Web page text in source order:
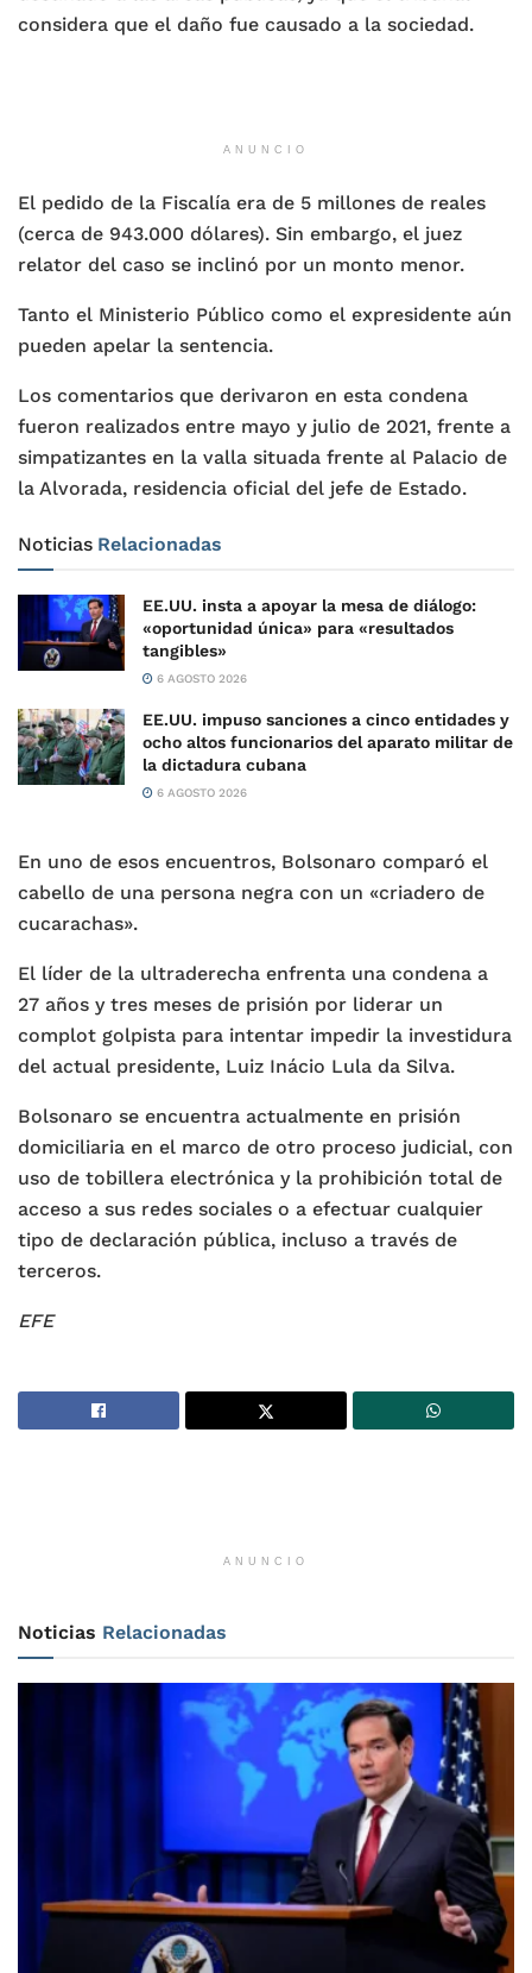
considera que el daño fue causado a la sociedad.
ANUNCIO
El pedido de la Fiscalía era de 5 millones de reales
(cerca de 943.000 dólares). Sin embargo, el juez
relator del caso se inclinó por un monto menor.
Tanto el Ministerio Público como el expresidente aún
pueden apelar la sentencia.
Los comentarios que derivaron en esta condena
fueron realizados entre mayo y julio de 2021, frente a
simpatizantes en la valla situada frente al Palacio de
la Alvorada, residencia oficial del jefe de Estado.
Noticias Relacionadas
EE.UU. insta a apoyar la mesa de diálogo:
«oportunidad única» para «resultados
tangibles»
6 AGOSTO 2026
EE.UU. impuso sanciones a cinco entidades y
ocho altos funcionarios del aparato militar de
la dictadura cubana
6 AGOSTO 2026
En uno de esos encuentros, Bolsonaro comparó el
cabello de una persona negra con un «criadero de
cucarachas».
El líder de la ultraderecha enfrenta una condena a
27 años y tres meses de prisión por liderar un
complot golpista para intentar impedir la investidura
del actual presidente, Luiz Inácio Lula da Silva.
Bolsonaro se encuentra actualmente en prisión
domiciliaria en el marco de otro proceso judicial, con
uso de tobillera electrónica y la prohibición total de
acceso a sus redes sociales o a efectuar cualquier
tipo de declaración pública, incluso a través de
terceros.
EFE
ANUNCIO
Noticias Relacionadas